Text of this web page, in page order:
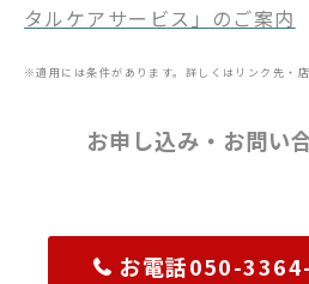
タルケアサービス」のご案内
※適用には条件があります。詳しくはリンク先・
お申し込み・お問い
お電話050-